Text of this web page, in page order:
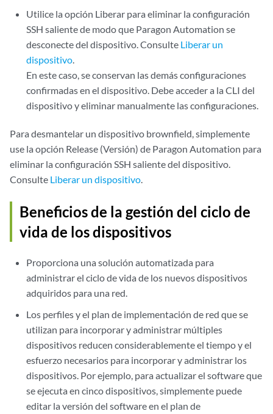
Utilice la opción Liberar para eliminar la configuración
SSH saliente de modo que Paragon Automation se
desconecte del dispositivo. Consulte Liberar un
dispositivo.
En este caso, se conservan las demás configuraciones
confirmadas en el dispositivo. Debe acceder a la CLI del
dispositivo y eliminar manualmente las configuraciones.
Para desmantelar un dispositivo brownfield, simplemente
use la opción Release (Versión) de Paragon Automation para
eliminar la configuración SSH saliente del dispositivo.
Consulte Liberar un dispositivo.
Beneficios de la gestión del ciclo de
vida de los dispositivos
Proporciona una solución automatizada para
administrar el ciclo de vida de los nuevos dispositivos
adquiridos para una red.
Los perfiles y el plan de implementación de red que se
utilizan para incorporar y administrar múltiples
dispositivos reducen considerablemente el tiempo y el
esfuerzo necesarios para incorporar y administrar los
dispositivos. Por ejemplo, para actualizar el software que
se ejecuta en cinco dispositivos, simplemente puede
editar la versión del software en el plan de